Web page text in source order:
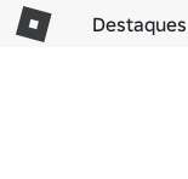
Destaques